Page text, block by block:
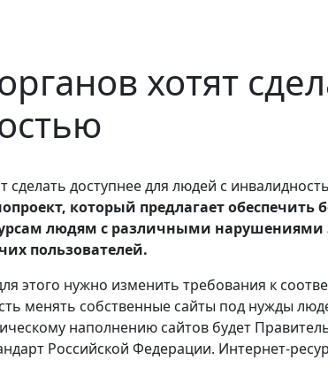
хотят
который предлагает
людям с различными нарушениями
пользователей.
этого нужно изменить требования к
менять собственные сайты под нужды
наполнению сайтов будет
Российской Федерации. Интернет-